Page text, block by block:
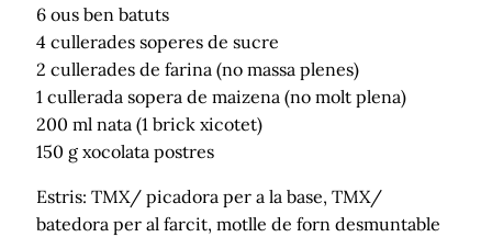
6 ous ben batuts
4 cullerades soperes de sucre
2 cullerades de farina (no massa plenes)
1 cullerada sopera de maizena (no molt plena)
200 ml nata (1 brick xicotet)
150 g xocolata postres
Estris: TMX/ picadora per a la base, TMX/
batedora per al farcit, motlle de forn desmuntable